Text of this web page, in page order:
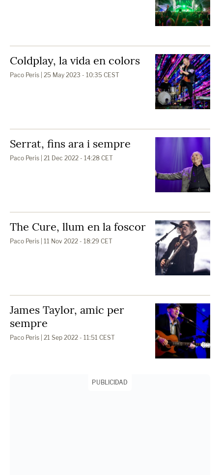
Coldplay, la vida en colors
Paco Peris | 25 May 2023 - 10:35 CEST
Serrat, fins ara i sempre
Paco Peris | 21 Dec 2022 - 14:28 CET
The Cure, llum en la foscor
Paco Peris | 11 Nov 2022 - 18:29 CET
James Taylor, amic per
sempre
Paco Peris | 21 Sep 2022 - 11:51 CEST
PUBLICIDAD